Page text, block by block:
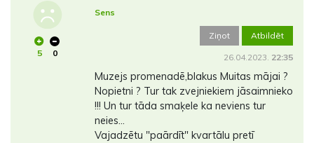
5 0
Sens
Ziņot Atbildēt
26.04.2023. 22:35
Muzejs promenadē,blakus Muitas mājai ?
Nopietni ? Tur tak zvejniekiem jāsaimnieko
!!! Un tur tāda smaķele ka neviens tur
neies...
Vajadzētu "paārdīt" kvartālu pretī